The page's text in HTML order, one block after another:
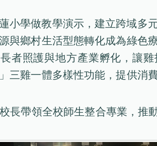
小學做教學演示，建立跨域多
與鄉村生活型態轉化成為綠色
者照護與地方產業孵化，讓
三雞一體多樣性功能，提供消
帶領全校師生整合專業，推